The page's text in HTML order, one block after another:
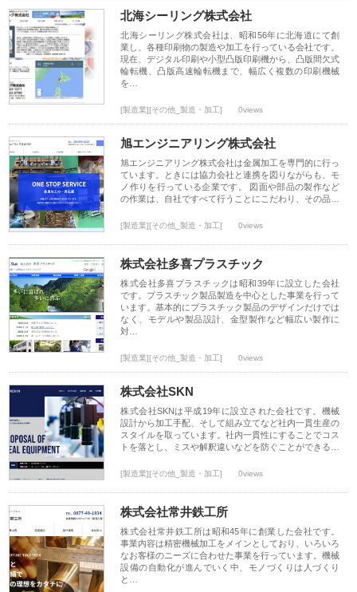
北海シーリング株式会社
北海シーリング株式会社は、昭和56年に北海道にて創
業し、各種印刷物の製造や加工を行っている会社です。
現在、デジタル印刷や小型凸版印刷機から、凸版間欠式
輪転機、凸版高速輪転機まで、幅広く複数の印刷機械
を…
[製造業][その他_製造・加工] 0views
旭エンジニアリング株式会社
旭エンジニアリング株式会社は金属加工を専門的に行っ
ています。ときには協力会社と連携を図りながらも、モ
ノ作りを行っている企業です。 図面や部品の製作など
の作業は、自社ですべて行うことにこだわり、その品…
[製造業][その他_製造・加工] 0views
株式会社多喜プラスチック
株式会社多喜プラスチックは昭和39年に設立した会社
です。プラスチック製品製造を中心とした事業を行って
います。基本的にプラスチック製品のデザインだけでは
なく、モデルや製品設計、金型製作など幅広い製作に
対…
[製造業][その他_製造・加工] 0views
株式会社SKN
株式会社SKNは平成19年に設立された会社です。機械
設計から加工手配、そして組み立てなど社内一貫生産の
スタイルを取っています。社内一貫性にすることでコス
トを落とし、ミスや解釈違いなどを防ぐことができる…
[製造業][その他_製造・加工] 0views
株式会社常井鉄工所
株式会社常井鉄工所は昭和45年に創業した会社です。
事業内容は精密機械加工をメインとしており、いろいろ
なお客様のニーズに合わせた事業を行っています。機械
設備の自動化が進んでいく中、モノづくりは人づくり
と…